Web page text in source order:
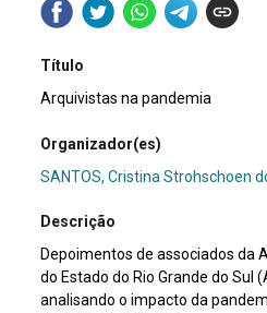
Título
Arquivistas na pandemia
Organizador(es)
SANTOS, Cristina Strohschoen
Descrição
Depoimentos de associados da
do Estado do Rio Grande do Sul
analisando o impacto da